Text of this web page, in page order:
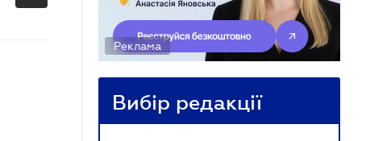
Реклама
Вибір редакції